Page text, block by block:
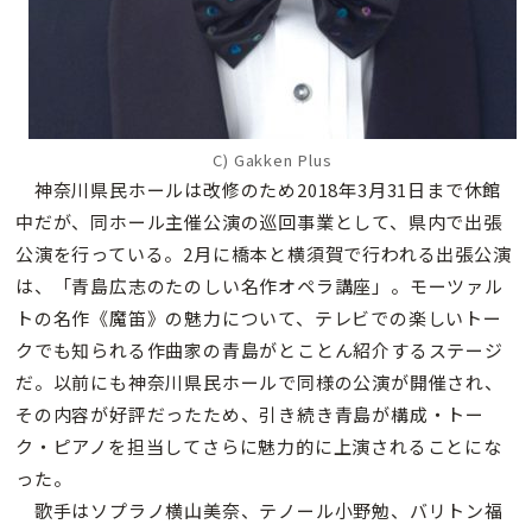
C) Gakken Plus
神奈川県民ホールは改修のため2018年3月31日まで休館
中だが、同ホール主催公演の巡回事業として、県内で出張
公演を行っている。2月に橋本と横須賀で行われる出張公演
は、「青島広志のたのしい名作オペラ講座」。モーツァル
トの名作《魔笛》の魅力について、テレビでの楽しいトー
クでも知られる作曲家の青島がとことん紹介するステージ
だ。以前にも神奈川県民ホールで同様の公演が開催され、
その内容が好評だったため、引き続き青島が構成・トー
ク・ピアノを担当してさらに魅力的に上演されることにな
った。
歌手はソプラノ横山美奈、テノール小野勉、バリトン福